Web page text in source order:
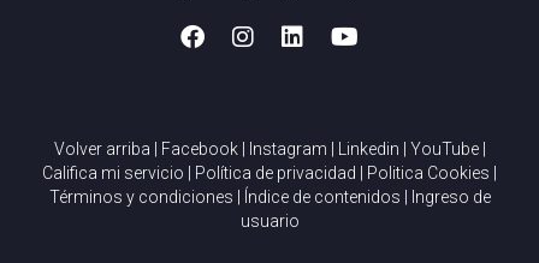
Volver arriba Facebook| Instagram Linkedin YouTube|
Califica mi servicio
Política de privacidad Politica Cookies
Términos y condiciones
Índice de contenidos
Ingreso de
usuario